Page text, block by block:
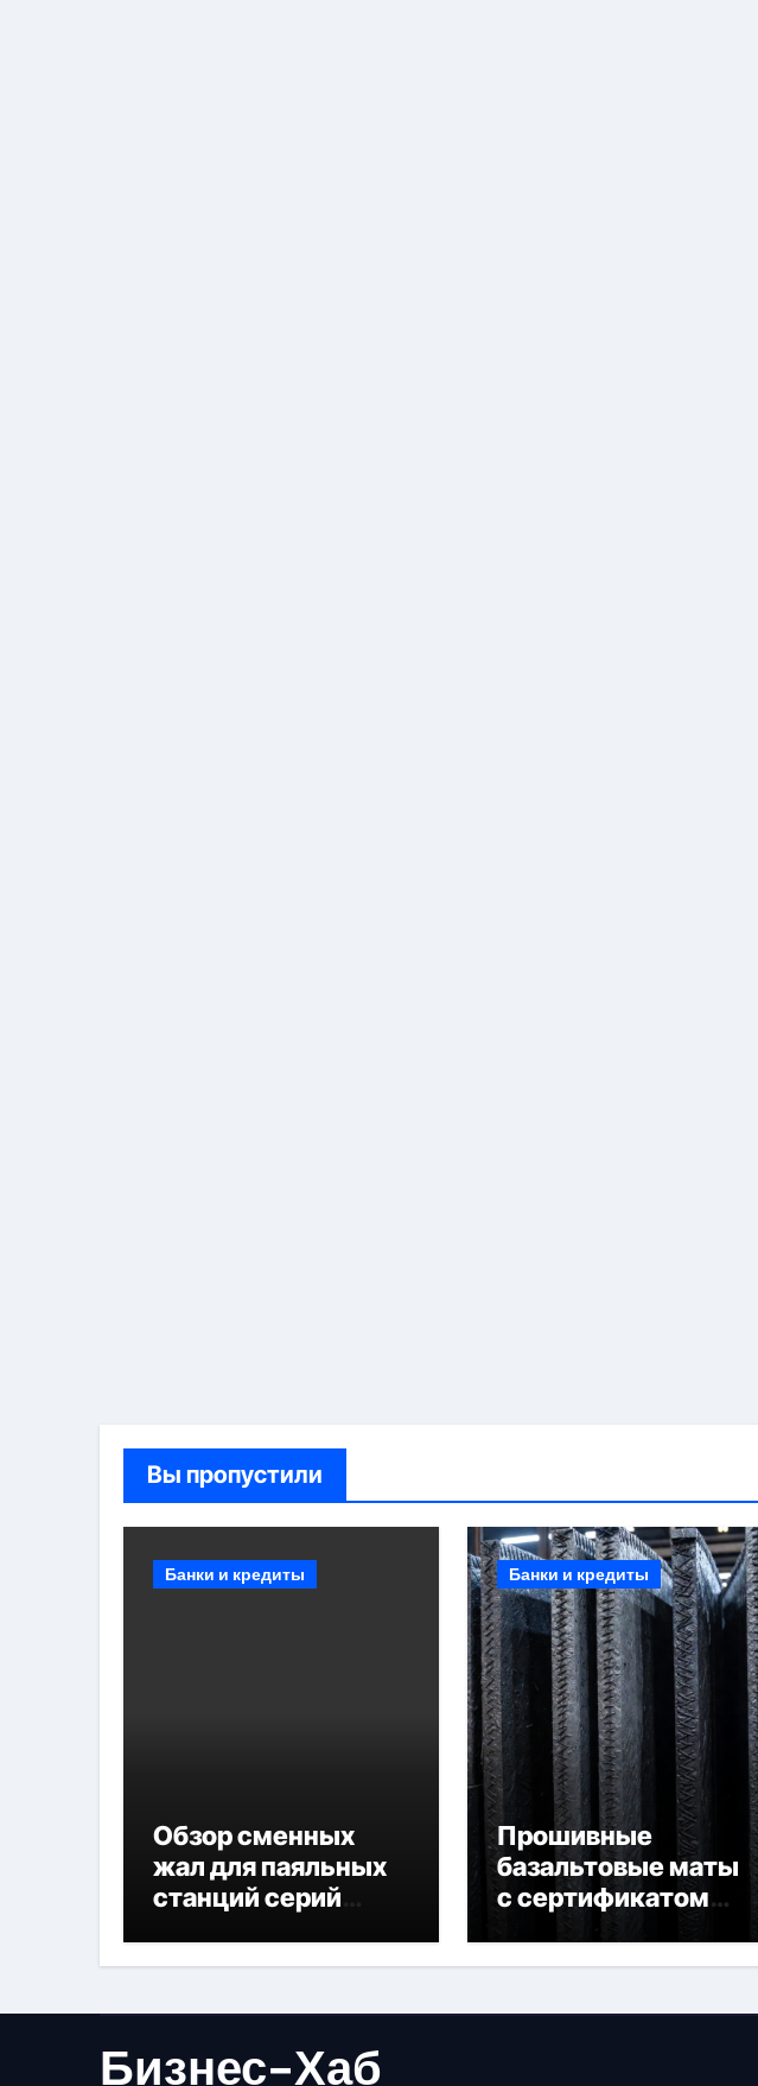
Вы пропустили
Банки и кредиты
Обзор сменных
жал для паяльных
станций серий
Банки и кредиты
Прошивные
базальтовые маты
с сертификатом
негорючести
Бизнес-Хаб